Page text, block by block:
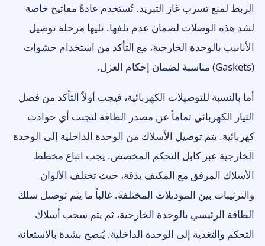
الربط لمنع تسرب غاز التبريد. تُستخدم عادةً مفاتيح خاصة
لشد هذه الوصلات لضمان عدم تلفها. تليها مرحلة توصيل
الأنابيب بالوحدة الخارجية، مع التأكد من استخدام حشوات
(Gaskets) مناسبة لضمان إحكام العزل.
أما بالنسبة للتوصيلات الكهربائية، فيجب أولاً التأكد من فصل
التيار الكهربائي تماماً عن مصدر الطاقة لتجنب أي حوادث
كهربائية. يتم توصيل الأسلاك من الوحدة الداخلية إلى الوحدة
الخارجية عبر كابل التحكم المخصص. يجب اتباع مخطط
الأسلاك المرفق مع المكيف بدقة، حيث تختلف الألوان
والترتيبات بين الموديلات المختلفة. غالباً ما يتم توصيل سلك
الطاقة الرئيسي بالوحدة الخارجية، ثم يتم سحب أسلاك
التحكم والتغذية إلى الوحدة الداخلية. يُنصح بشدة بالاستعانة